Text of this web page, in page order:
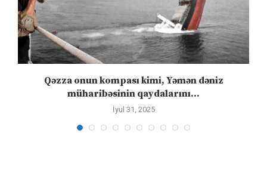
Qəzza onun kompası kimi, Yəmən dəniz
müharibəsinin qaydalarını...
İyul 31, 2025